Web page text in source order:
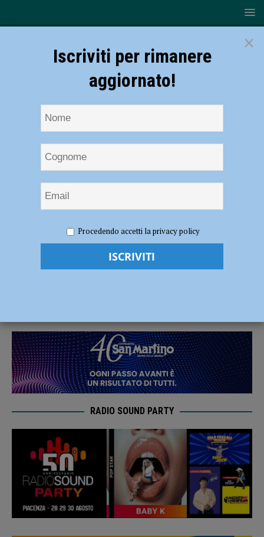
docente al museo della Cattedrale di Piacenza dal 8 al 30 ottobre
Le settimane del docente al museo della
RADIO SOUND PARTY
×
Iscriviti per rimanere
aggiornato!
Procedendo accetti la privacy policy